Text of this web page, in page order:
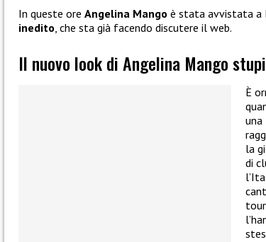
In queste ore Angelina Mango è stata avvistata a
inedito , che sta già facendo discutere il web.
Il nuovo look di Angelina Mango
È
una
la
di